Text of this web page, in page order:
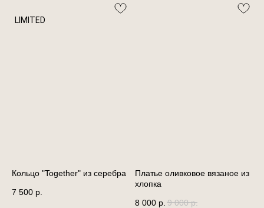
LIMITED
Кольцо "Together" из серебра
7 500 р.
Платье оливковое вязаное из
хлопка
8 000 р. 9 000 р.